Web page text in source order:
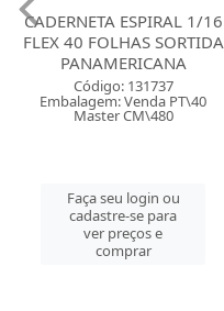
CADERNETA ESPIRAL 1/16
FLEX 40 FOLHAS SORTIDA
PANAMERICANA
Código: 131737
Embalagem: Venda PT\40
Master CM\480
Faça seu login ou
cadastre-se para
ver preços e
comprar